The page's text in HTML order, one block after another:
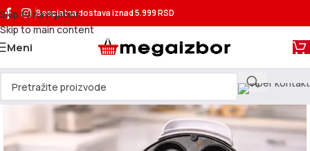
Skip to navigation
Skip to main content
Besplatna dostavaiznad 5.999 RSD
Meni